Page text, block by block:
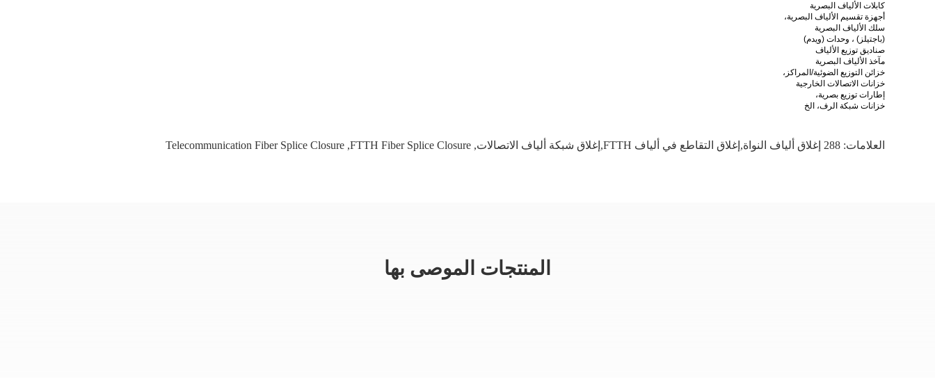
كابلات الألياف البصرية
أجهزة تقسيم الألياف البصرية،
سلك الألياف البصرية
(باجتيلز) ، وحدات (ويدم)
صناديق توزيع الألياف
مآخذ الألياف البصرية
خزائن التوزيع الضوئية/المراكز،
خزانات الاتصالات الخارجية
إطارات توزيع بصرية،
خزانات شبكة الرف، الخ
العلامات: 288 إغلاق ألياف النواة,إغلاق التقاطع في ألياف FTTH,إغلاق شبكة ألياف الاتصالات ,
FTTH Fiber Splice Closure
,
Telecommunication Fiber Splice Closure
المنتجات الموصى بها